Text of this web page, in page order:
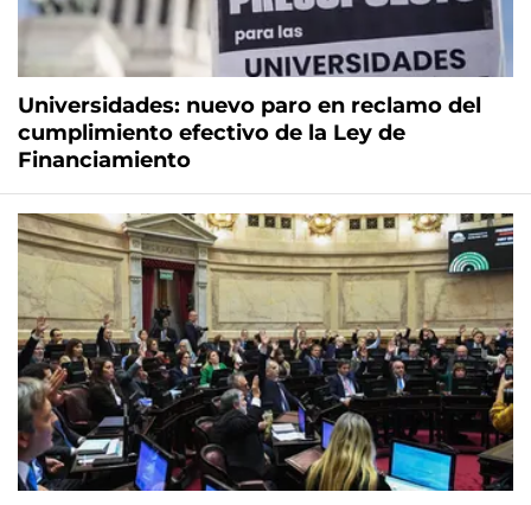
Universidades: nuevo paro en reclamo del
cumplimiento efectivo de la Ley de
Financiamiento